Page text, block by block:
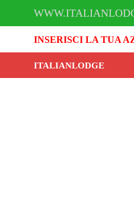
INSERISCI LA TUA
ITALIANLODGE